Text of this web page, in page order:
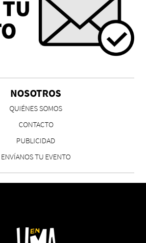
NOSOTROS
QUIÉNES SOMOS
CONTACTO
PUBLICIDAD
ENVÍANOS TU EVENTO